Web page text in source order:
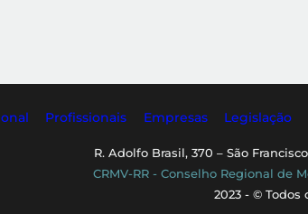
Profissionais Empresas Legislação
R. Adolfo Brasil, 370 – São
CRMV-RR - Conselho Regional de
2023 - © Todos